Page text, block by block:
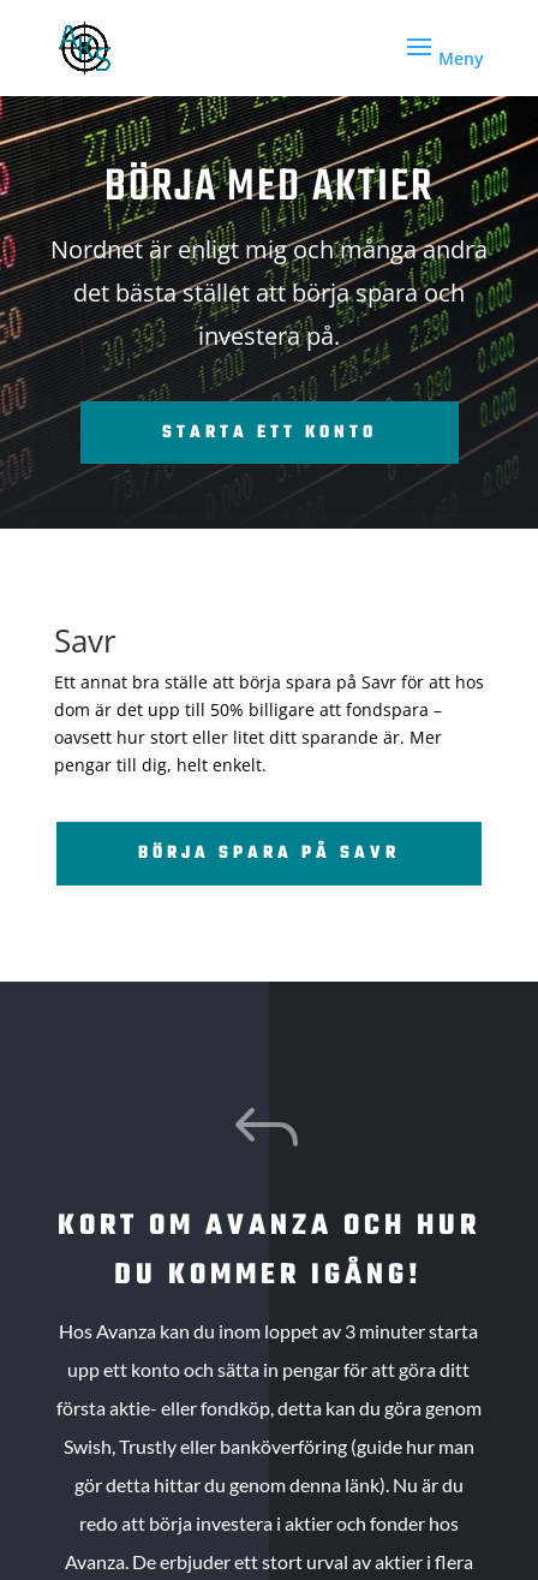
BÖRJA MED AKTIER
Nordnet är enligt mig och många andra
det bästa stället att börja spara och
investera på.
STARTA ETT KONTO
Savr
Ett annat bra ställe att börja spara på Savr för att hos
dom är det upp till 50% billigare att fondspara –
oavsett hur stort eller litet ditt sparande är. Mer
pengar till dig, helt enkelt.
BÖRJA SPARA PÅ SAVR
J
KORT OM AVANZA OCH HUR
DU KOMMER IGÅNG!
Hos Avanza kan du inom loppet av 3 minuter starta
upp ett konto och sätta in pengar för att göra ditt
första aktie- eller fondköp, detta kan du göra genom
Swish, Trustly eller banköverföring (guide hur man
gör detta hittar du genom denna länk). Nu är du
redo att börja investera i aktier och fonder hos
Avanza. De erbjuder ett stort urval av aktier i flera